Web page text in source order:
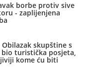
borbe protiv sive
- zaplijenjena
skupštine s
bio turistička posjeta,
kome ću biti